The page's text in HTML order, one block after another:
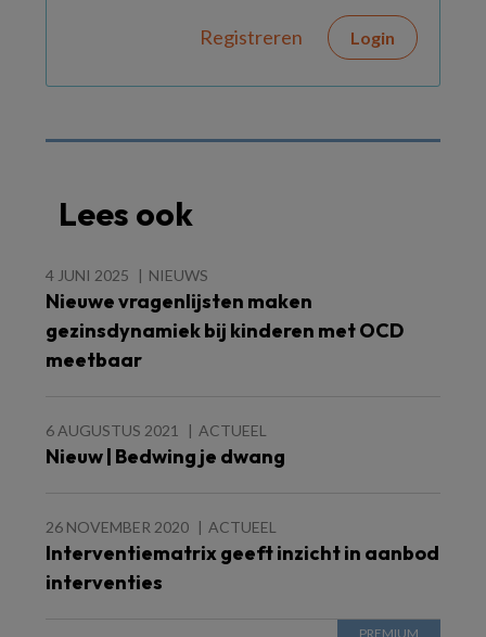
Registreren Login
Lees ook
4 JUNI 2025 NIEUWS
Nieuwe vragenlijsten maken
gezinsdynamiek bij kinderen met OCD
meetbaar
6 AUGUSTUS 2021 ACTUEEL
Nieuw | Bedwing je dwang
26 NOVEMBER 2020 ACTUEEL
Interventiematrix geeft inzicht in aanbod
interventies